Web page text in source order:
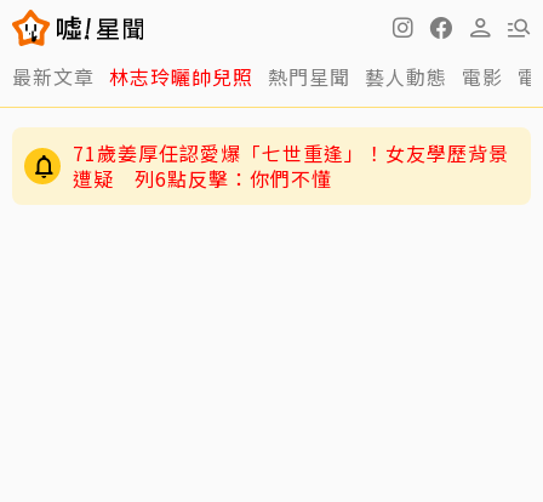
最新文章 林志玲曬帥兒照 熱門星聞 藝人動態 電影
讓位王宇婕退出「神之路」 鄭仲茵深夜吐心聲
「說不難過是騙人的」
71歲姜厚任認愛爆「七世重逢」！女友學歷背景
遭疑 列6點反擊：你們不懂